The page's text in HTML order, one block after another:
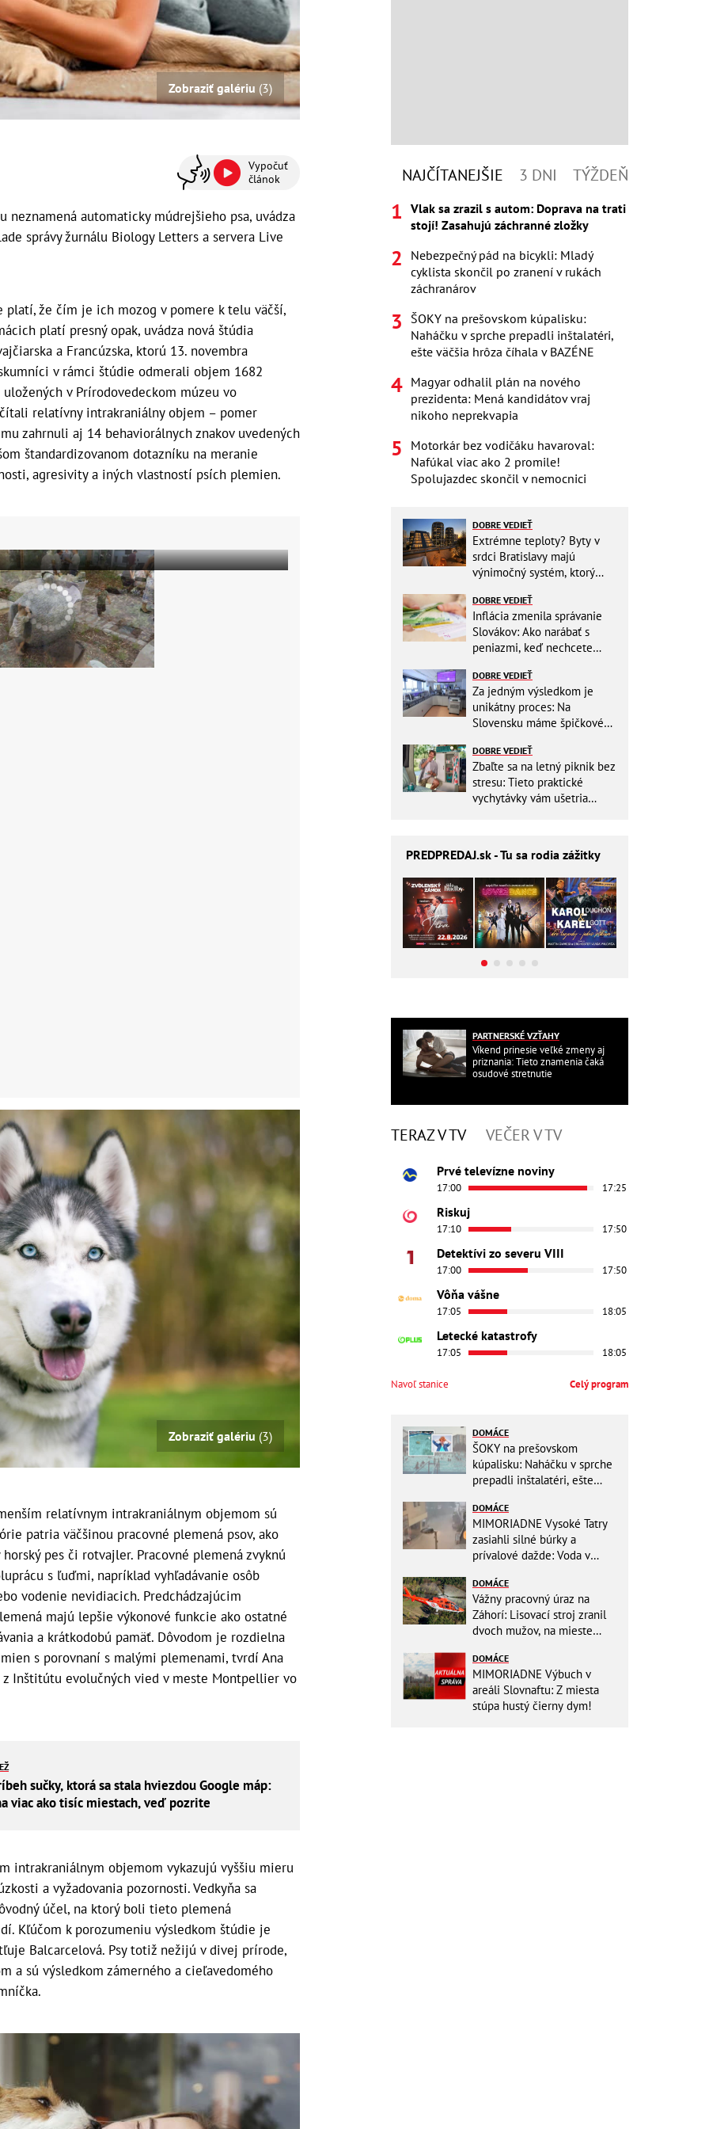
Zobraziť galériu (3)
Vypočuť
článok
neznamená automaticky múdrejšieho psa, uvádza
správy žurnálu Biology Letters a servera Live
že čím je ich mozog v pomere k telu väčší,
platí presný opak, uvádza nová štúdia
a Francúzska, ktorú 13. novembra
v rámci štúdie odmerali objem 1682
v Prírodovedeckom múzeu vo
relatívny intrakraniálny objem – pomer
zahrnuli aj 14 behaviorálnych znakov uvedených
štandardizovanom dotazníku na meranie
agresivity a iných vlastností psích plemien.
Zobraziť galériu (3)
relatívnym intrakraniálnym objemom sú
patria väčšinou pracovné plemená psov, ako
pes či rotvajler. Pracovné plemená zvyknú
s ľuďmi, napríklad vyhľadávanie osôb
vodenie nevidiacich. Predchádzajúcim
majú lepšie výkonové funkcie ako ostatné
a krátkodobú pamäť. Dôvodom je rozdielna
s porovnaní s malými plemenami, tvrdí Ana
z Inštitútu evolučných vied v meste Montpellier vo
sučky, ktorá sa stala hviezdou Google máp:
viac ako tisíc miestach, veď pozrite
intrakraniálnym objemom vykazujú vyššiu mieru
a vyžadovania pozornosti. Vedkyňa sa
účel, na ktorý boli tieto plemená
Kľúčom k porozumeniu výsledkom štúdie je
Balcarcelová. Psy totiž nežijú v divej prírode,
a sú výsledkom zámerného a cieľavedomého
NAJČÍTANEJŠIE 3 DNI TÝŽDEŇ
Vlak sa zrazil s autom: Doprava na trati
stojí! Zasahujú záchranné zložky
Nebezpečný pád na bicykli: Mladý
cyklista skončil po zranení v rukách
záchranárov
ŠOKY na prešovskom kúpalisku:
Naháčku v sprche prepadli inštalatéri,
ešte väčšia hrôza číhala v BAZÉNE
Magyar odhalil plán na nového
prezidenta: Mená kandidátov vraj
nikoho neprekvapia
Motorkár bez vodičáku havaroval:
Nafúkal viac ako 2 promile!
Spolujazdec skončil v nemocnici
DOBRE VEDIEŤ
Extrémne teploty? Byty v
srdci Bratislavy majú
výnimočný systém, ktorý
DOBRE VEDIEŤ
Inflácia zmenila správanie
Slovákov: Ako narábať s
peniazmi, keď nechcete
DOBRE VEDIEŤ
Za jedným výsledkom je
unikátny proces: Na
Slovensku máme špičkové
DOBRE VEDIEŤ
Zbaľte sa na letný piknik bez
stresu: Tieto praktické
vychytávky vám ušetria
PREDPREDAJ.sk - Tu sa rodia zážitky
PARTNERSKÉ VZŤAHY
Víkend prinesie veľké zmeny aj
priznania: Tieto znamenia čaká
osudové stretnutie
TERAZ V TV VEČER V TV
Prvé televízne noviny
17:00 17:25
Riskuj
17:10 17:50
Detektívi zo severu VIII
17:00 17:50
Vôňa vášne
17:05 18:05
Letecké katastrofy
17:05 18:05
Navoľ stanice Celý program
DOMÁCE
ŠOKY na prešovskom
kúpalisku: Naháčku v sprche
prepadli inštalatéri, ešte
BAZÉNE
DOMÁCE
MIMORIADNE Vysoké Tatry
zasiahli silné búrky a
prívalové dažde: Voda v
DOMÁCE
Vážny pracovný úraz na
Záhorí: Lisovací stroj zranil
dvoch mužov, na mieste
pomoc musel priletieť
vrtuľník
DOMÁCE
MIMORIADNE Výbuch v
areáli Slovnaftu: Z miesta
stúpa hustý čierny dym!